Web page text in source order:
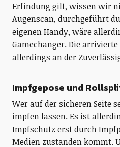
Erfindung gilt, wissen wir
Augenscan, durchgeführt
eigenen Handy, wäre
Gamechanger. Die
allerdings an der
Impfgepose und
Wer auf der sicheren Seite
impfen lassen. Es ist
Impfschutz erst durch
Medien zustanden kommt.